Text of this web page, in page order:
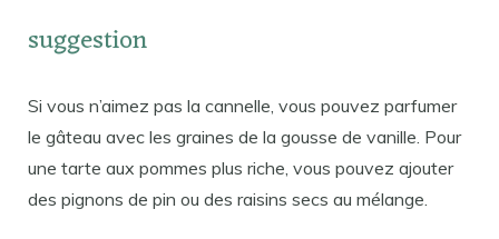
suggestion
Si vous n’aimez pas la cannelle, vous pouvez parfumer
le gâteau avec les graines de la gousse de vanille. Pour
une tarte aux pommes plus riche, vous pouvez ajouter
des pignons de pin ou des raisins secs au mélange.